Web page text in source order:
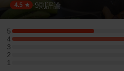
4.5 ·9則評論
5
5 星：1 則評論
4
4 星：2 則評論
3
3 星：0 則評論
2
2 星：0 則評論
1
1 星：0 則評論